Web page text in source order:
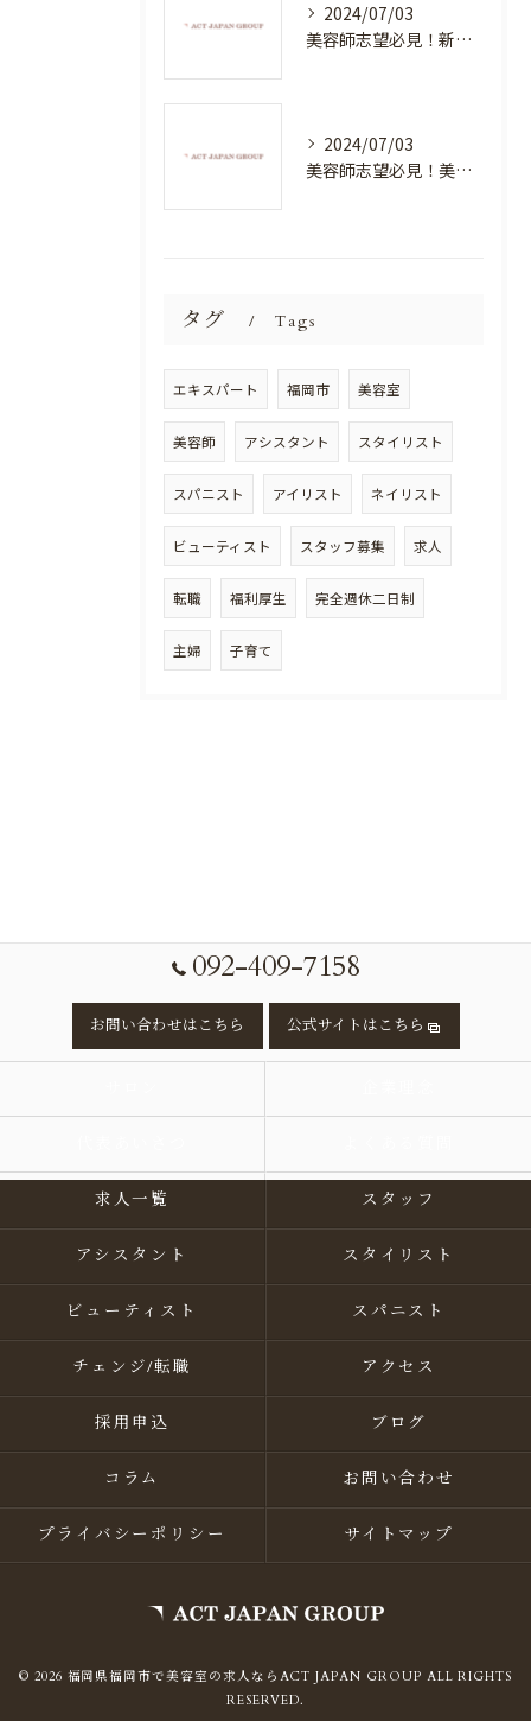
2024/07/03
美容師志望必見！新たな価値を創造する美容室でハイレベルな技術を学べる環境
2024/07/03
美容師志望必見！美容室NEWSTANDARDで最高のスキルアップを目指そう！
タグ Tags
エキスパート 福岡市 美容室
美容師 アシスタント スタイリスト
スパニスト アイリスト ネイリスト
ビューティスト スタッフ募集 求人
転職 福利厚生 完全週休二日制
主婦 子育て
092-409-7158
お問い合わせはこちら 公式サイトはこちら
求人一覧 スタッフ
アシスタント スタイリスト
ビューティスト スパニスト
チェンジ/転職 アクセス
採用申込 ブログ
コラム お問い合わせ
プライバシーポリシー サイトマップ
© 2026 福岡県福岡市で美容室の求人ならACT JAPAN GROUP ALL RIGHTS
RESERVED.